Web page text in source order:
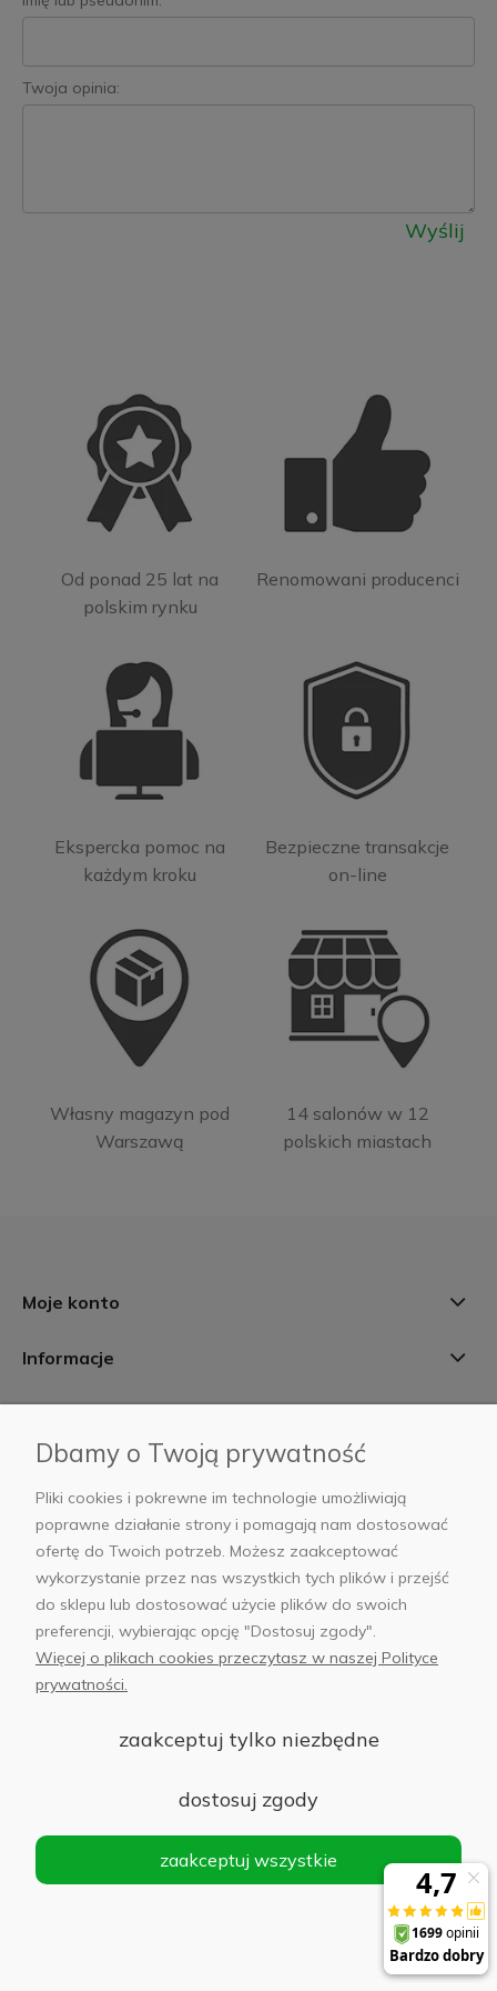
Twoja opinia:
Wyślij
Od ponad 25 lat na
polskim rynku
Renomowani producenci
Ekspercka pomoc na
każdym kroku
Bezpieczne transakcje
on-line
Własny magazyn pod
Warszawą
14 salonów w 12
polskich miastach
Moje konto
Informacje
AB Foto
sklep@abfoto.pl
+48 797 971 275
© 2025 Wszelkie prawa zastrzeżone. Serwis własnością:
Sp. z o.o.
Siedziba: 02-486 WARSZAWA, Al. Jerozolimskie 176, NIP
1132646403 KRS nr 0000271999
realizacja imodules
Dbamy o Twoją prywatność
Pliki cookies i pokrewne im technologie umożliwiają
poprawne działanie strony i pomagają nam dostosować
ofertę do Twoich potrzeb. Możesz zaakceptować
wykorzystanie przez nas wszystkich tych plików i przejść
do sklepu lub dostosować użycie plików do swoich
preferencji, wybierając opcję "Dostosuj zgody".
Więcej o plikach cookies przeczytasz w naszej Polityce
prywatności.
zaakceptuj tylko niezbędne
dostosuj zgody
zaakceptuj wszystkie